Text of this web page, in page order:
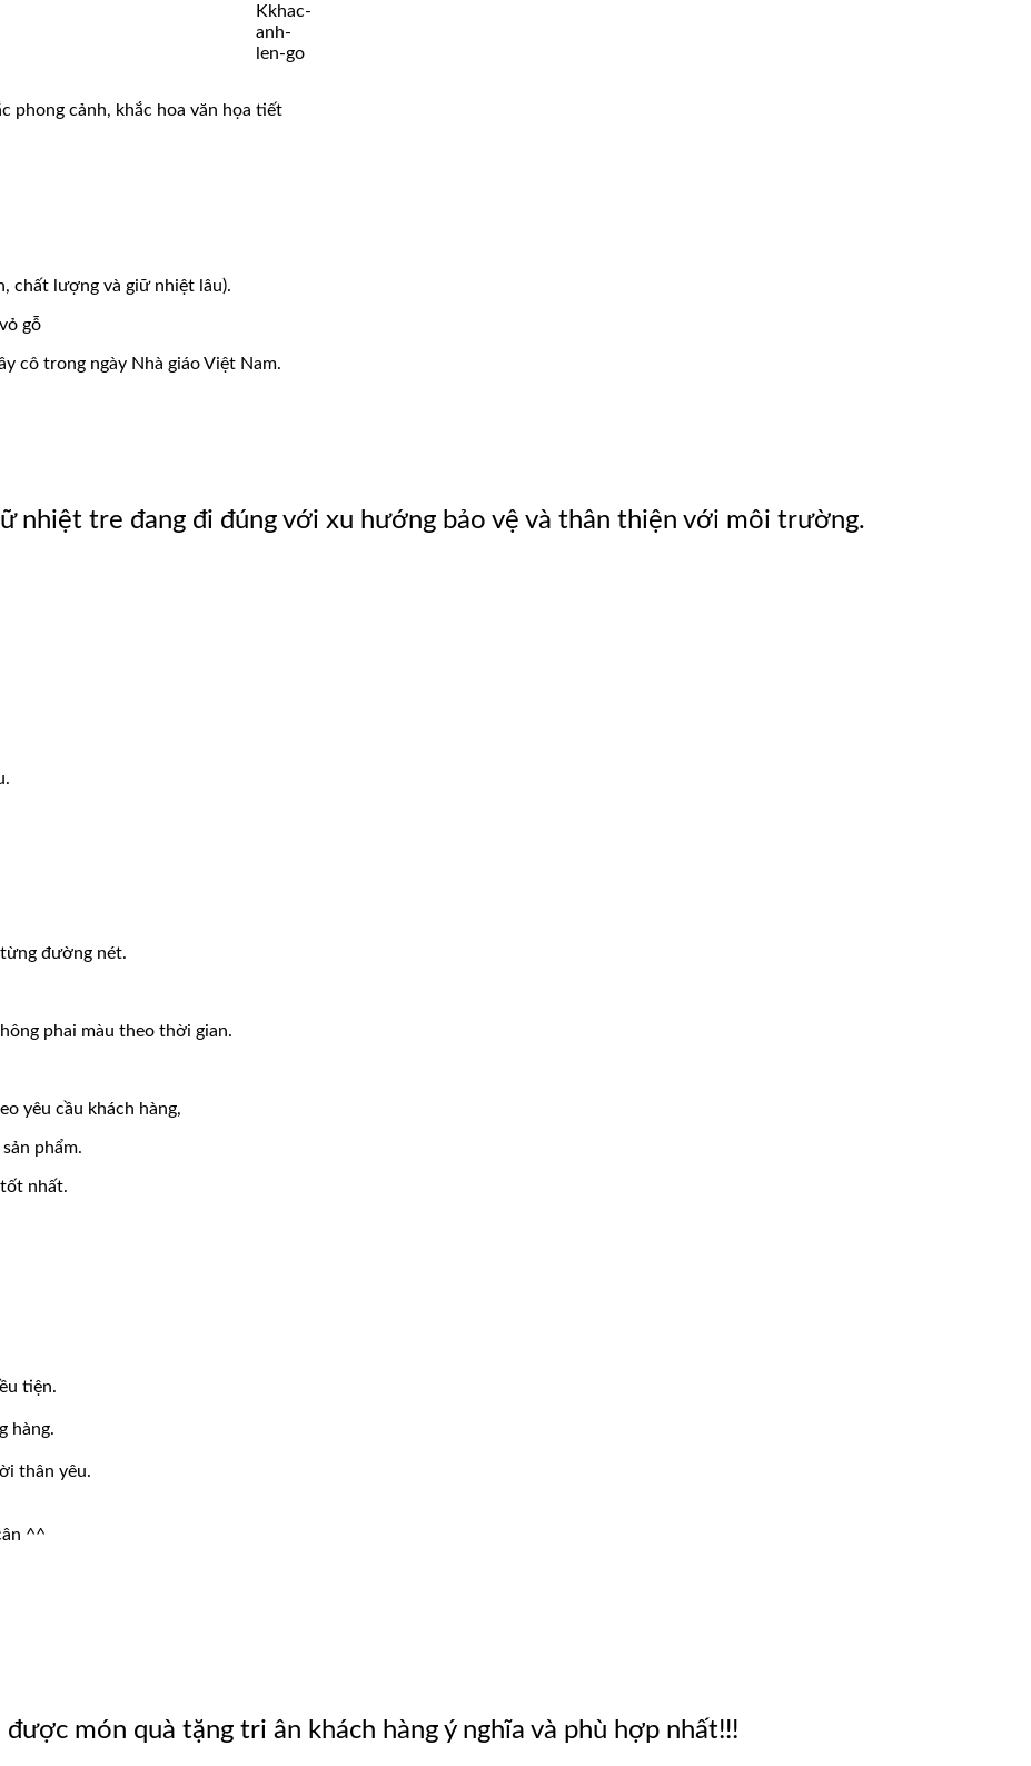
Kkhac-
anh-
len-go
phong cảnh, khắc hoa văn họa tiết
chất lượng và giữ nhiệt lâu).
gỗ
cô trong ngày Nhà giáo Việt Nam.
nhiệt tre đang đi đúng với xu hướng bảo vệ và thân thiện với môi trường.
đường nét.
phai màu theo thời gian.
yêu cầu khách hàng,
phẩm.
nhất.
tiện.
hàng.
thân yêu.
^^
được món quà tặng tri ân khách hàng ý nghĩa và phù hợp nhất!!!